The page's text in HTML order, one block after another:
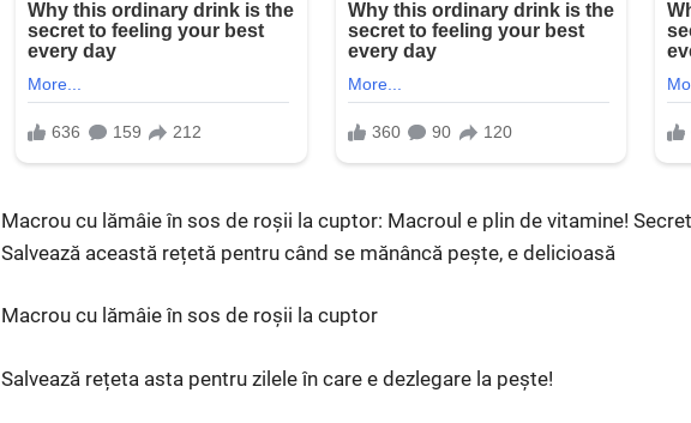
Macrou cu lămâie în sos de roșii la cuptor: Macroul e plin de vitamine!
Salvează această rețetă pentru când se mănâncă pește, e delicioasă
Macrou cu lămâie în sos de roșii la cuptor
Salvează rețeta asta pentru zilele în care e dezlegare la pește!